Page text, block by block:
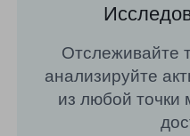
Отслеживайте
анализируйте
из любой точки